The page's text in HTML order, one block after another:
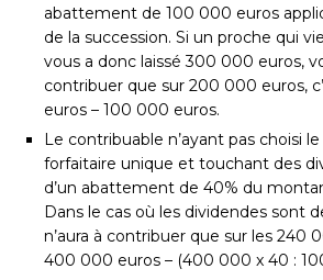
abattement de 100 000 euros
de la succession. Si un proche qui
vous a donc laissé 300 000 euros,
contribuer que sur 200 000 euros,
euros – 100 000 euros.
Le contribuable n’ayant pas choisi
forfaitaire unique et touchant des
d’un abattement de 40% du
Dans le cas où les dividendes sont
n’aura à contribuer que sur les 240
400 000 euros – (400 000 x 40 :